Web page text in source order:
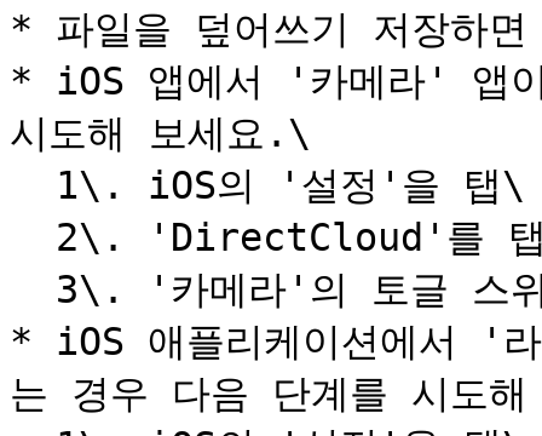
* 파일을 덮어쓰기 저장하
* iOS 앱에서 '카메라' 앱
시도해 보세요.\
* iOS 애플리케이션에서 '
는 경우 다음 단계를 시도